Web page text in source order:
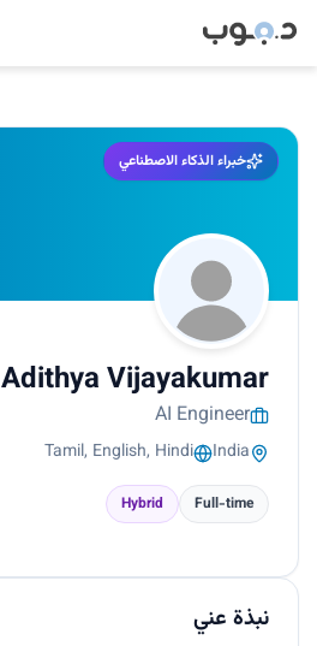
خبراء الذكاء الاصطناعي
Adithya Vijayakumar
AI Engineer
India
Tamil, English, Hindi
Full-time
Hybrid
نبذة عني